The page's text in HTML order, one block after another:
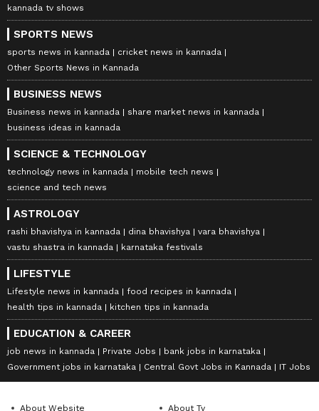
kannada tv shows
SPORTS NEWS
sports news in kannada
cricket news in kannada
Other Sports News in Kannada
BUSINESS NEWS
Business news in kannada
share market news in kannada
business ideas in kannada
SCIENCE & TECHNOLOGY
technology news in kannada
mobile tech news
science and tech news
ASTROLOGY
rashi bhavishya in kannada dina bhavishya
vara bhavishya
vastu shastra in kannada
karnataka festivals
LIFESTYLE
Lifestyle news in kannada
food recipes in kannada
health tips in kannada
kitchen tips in kannada
EDUCATION & CAREER
job news in kannada Private Jobs
bank jobs in karnataka
Government jobs in karnataka
Central Govt Jobs in Kannada IT Jobs
About Website About Tv